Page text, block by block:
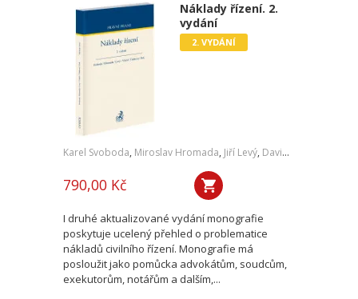
Náklady řízení. 2.
vydání
2. VYDÁNÍ
Karel Svoboda, Miroslav Hromada, Jiří Levý, David Vláčil
790,00 Kč
I druhé aktualizované vydání monografie
poskytuje ucelený přehled o problematice
nákladů civilního řízení. Monografie má
posloužit jako pomůcka advokátům, soudcům,
exekutorům, notářům a dalším,...